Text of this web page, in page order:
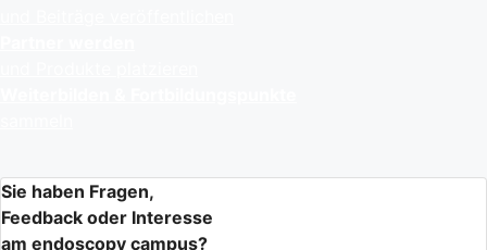
Sie haben Fragen,
Feedback oder Interesse
am endoscopy campus?